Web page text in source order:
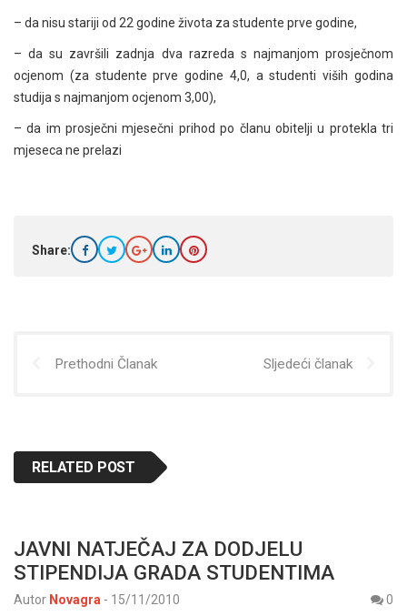
– da nisu stariji od 22 godine života za studente prve godine,
– da su završili zadnja dva razreda s najmanjom prosječnom
ocjenom (za studente prve godine 4,0, a studenti viših godina
studija s najmanjom ocjenom 3,00),
– da im prosječni mjesečni prihod po članu obitelji u protekla tri
mjeseca ne prelazi
Share:
Prethodni Članak Sljedeći članak
RELATED POST
JAVNI NATJEČAJ ZA DODJELU
STIPENDIJA GRADA STUDENTIMA
Autor Novagra - 15/11/2010
0